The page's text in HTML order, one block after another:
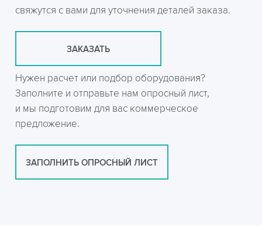
свяжутся с вами для уточнения деталей заказа.
ЗАКАЗАТЬ
Нужен расчет или подбор оборудования?
Заполните и отправьте нам опросный лист,
и мы подготовим для вас коммерческое
предложение.
ЗАПОЛНИТЬ ОПРОСНЫЙ ЛИСТ